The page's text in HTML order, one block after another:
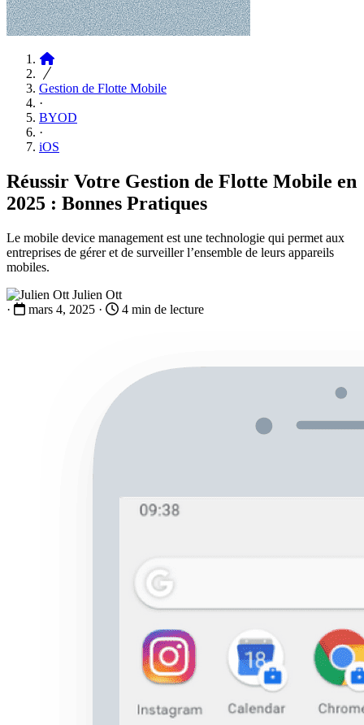
Gestion de Flotte Mobile
·
BYOD
·
iOS
Réussir Votre Gestion de Flotte Mobile en
2025 : Bonnes Pratiques
Le mobile device management est une technologie qui permet aux
entreprises de gérer et de surveiller l’ensemble de leurs appareils
mobiles.
Julien Ott
·
mars 4, 2025 · 4 min de lecture